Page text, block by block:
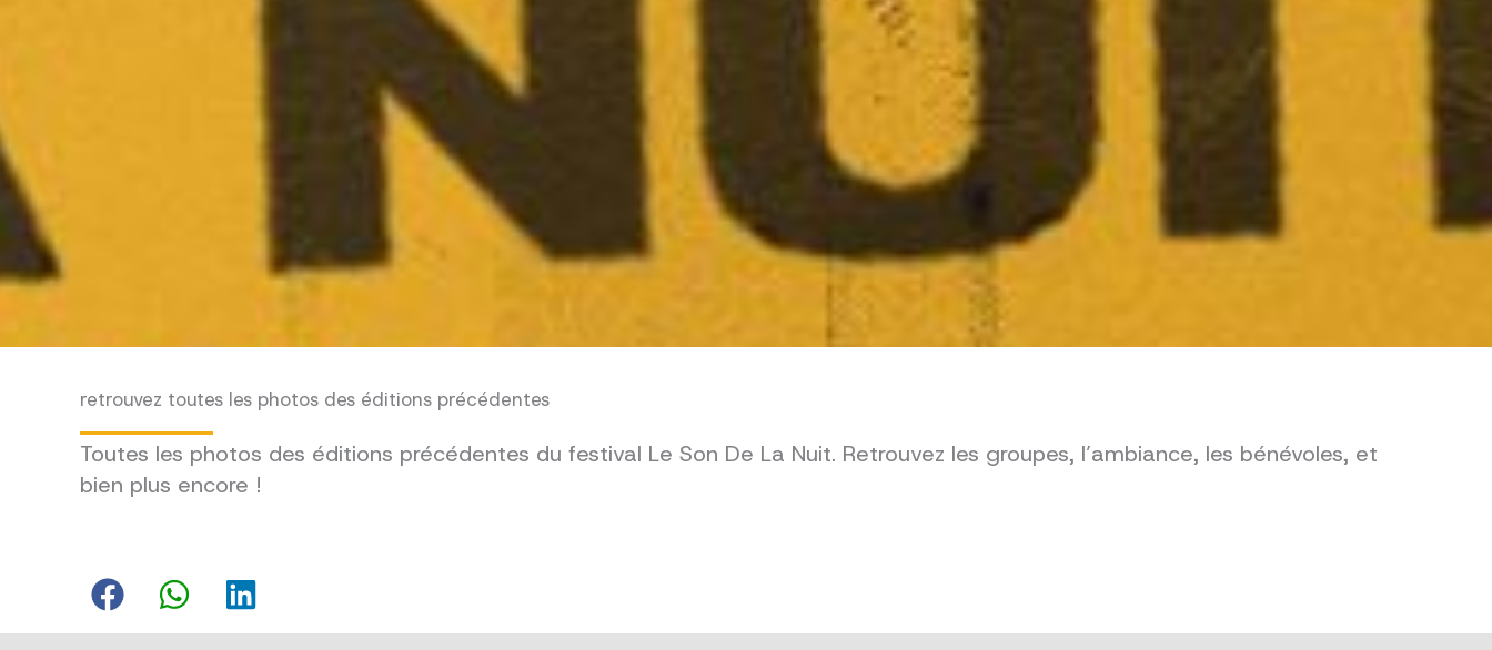
retrouvez toutes les photos des éditions précédentes
Toutes les photos des éditions précédentes du festival Le Son De La Nuit. Retrouvez les groupes, l’ambiance, les bénévoles, et
bien plus encore !